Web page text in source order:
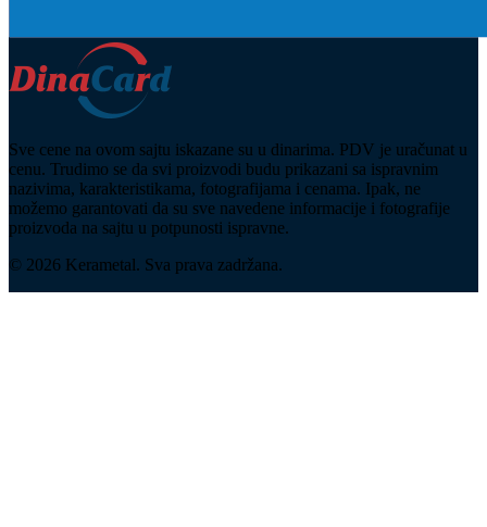
Sve cene na ovom sajtu iskazane su u dinarima. PDV je uračunat u
cenu. Trudimo se da svi proizvodi budu prikazani sa ispravnim
nazivima, karakteristikama, fotografijama i cenama. Ipak, ne
možemo garantovati da su sve navedene informacije i fotografije
proizvoda na sajtu u potpunosti ispravne.
© 2026 Kerametal. Sva prava zadržana.